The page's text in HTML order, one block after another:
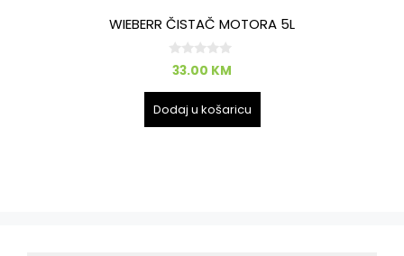
WIEBERR ČISTAČ MOTORA 5L
0
o33.00 KM
Dodaj u košaricu